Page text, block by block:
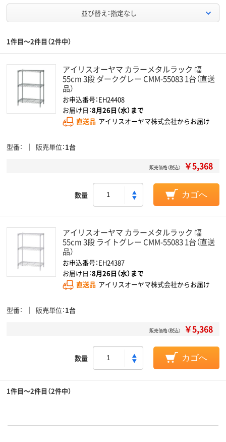
並び替え：指定なし
1件目～2件目（2件中）
アイリスオーヤマ カラーメタルラック 幅
55cm 3段 ダークグレー CMM-55083 1台（直送
品）
お申込番号：EH24408
お届け日：8月26日（水）まで
直送品 アイリスオーヤマ株式会社からお届け
型番 販売単位 1台
販売価格（税込） ￥5,368
数量 カゴへ
アイリスオーヤマ カラーメタルラック 幅
55cm 3段 ライトグレー CMM-55083 1台（直送
品）
お申込番号：EH24387
お届け日：8月26日（水）まで
直送品 アイリスオーヤマ株式会社からお届け
型番 販売単位 1台
販売価格（税込） ￥5,368
数量 カゴへ
1件目～2件目（2件中）